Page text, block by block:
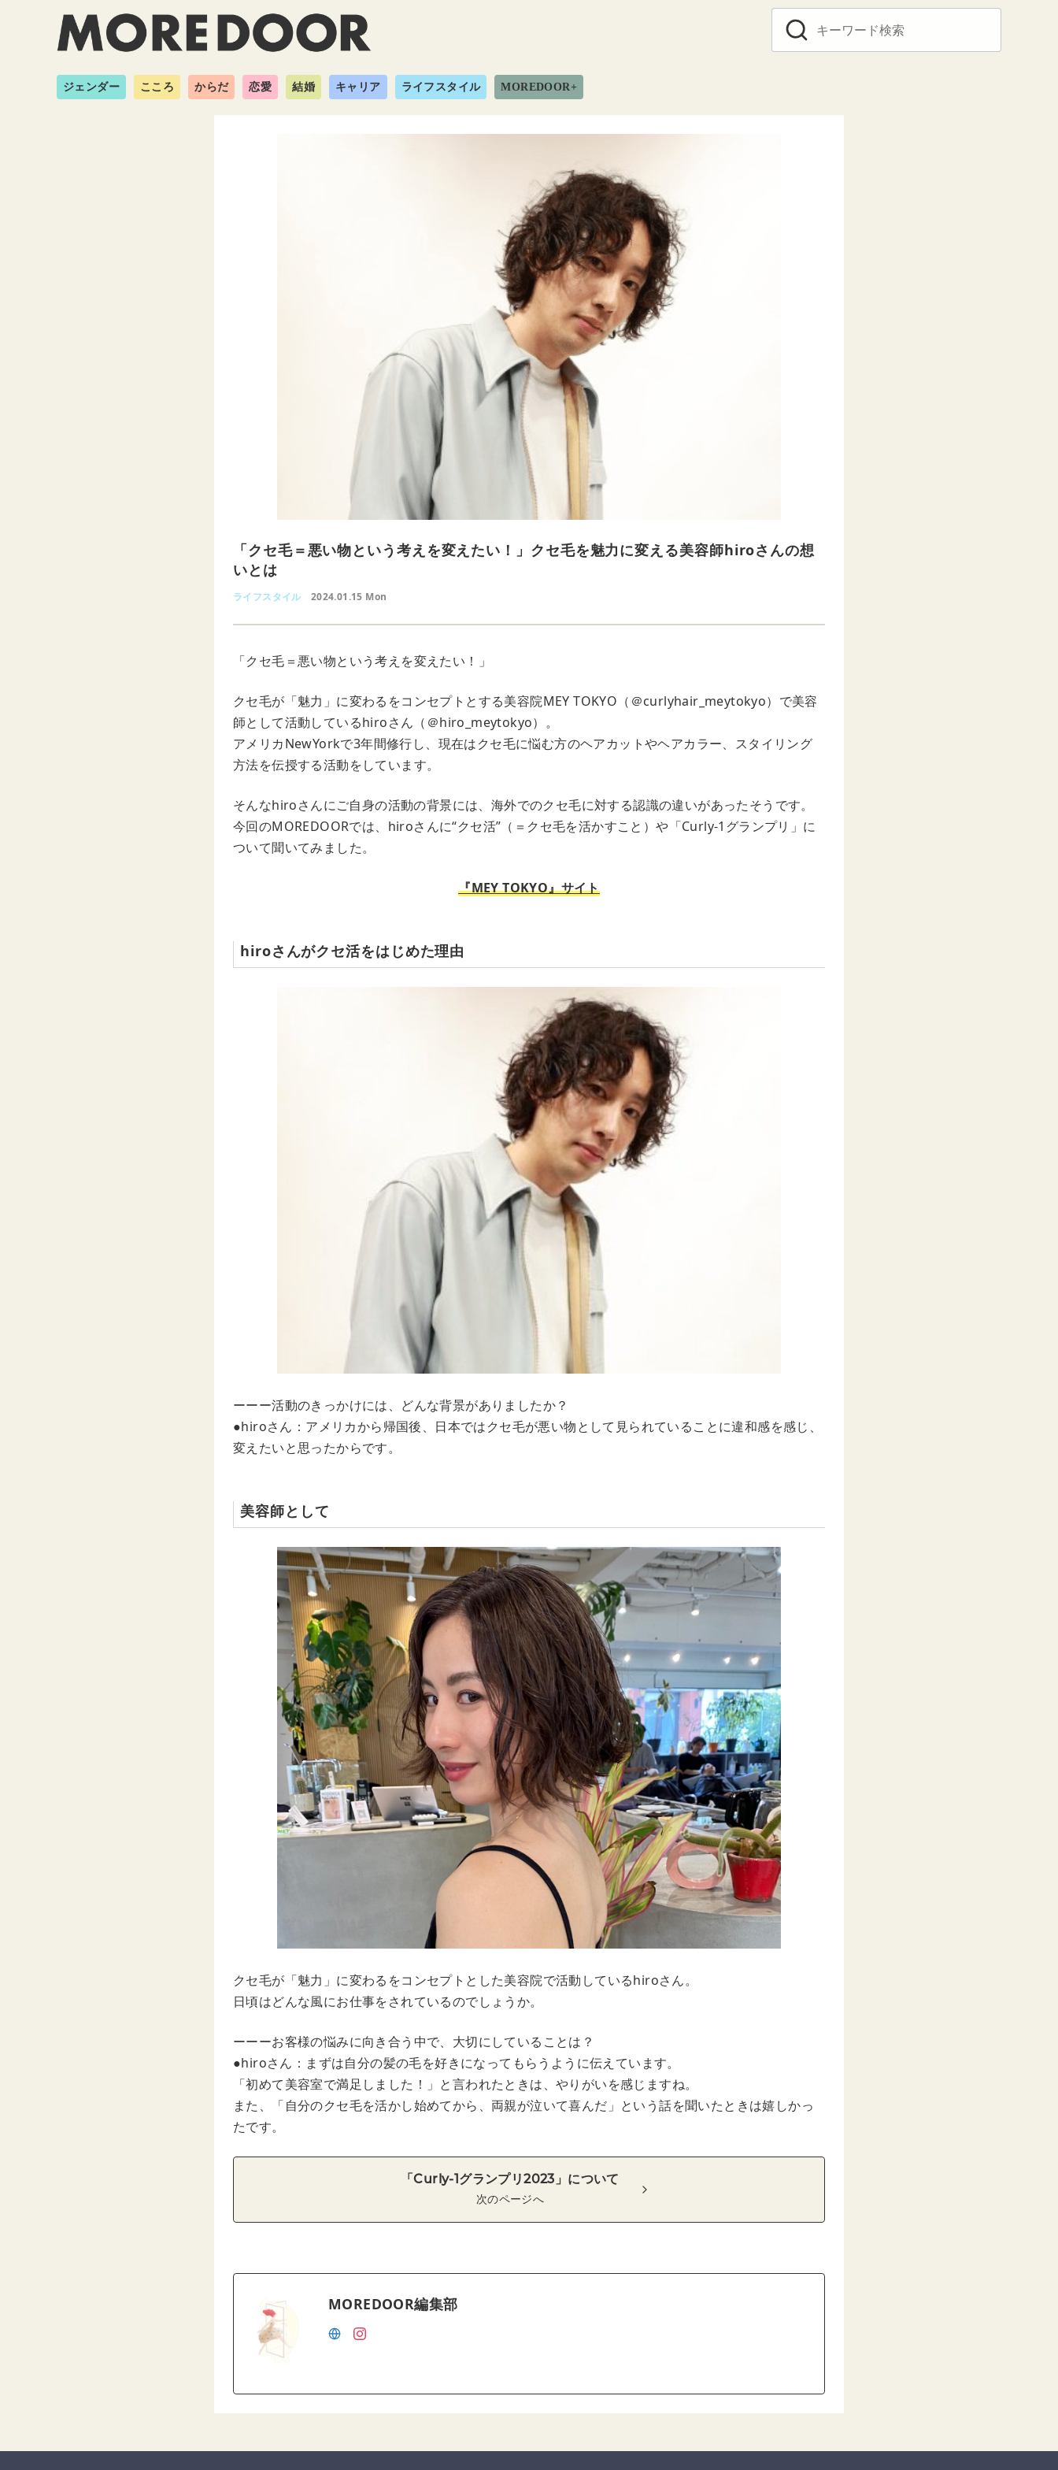
ジェンダー こころ からだ 恋愛 結婚 キャリア ライフスタイル MOREDOOR+
「クセ毛＝悪い物という考えを変えたい！」クセ毛を魅力に変える美容師hiroさんの想
いとは
ライフスタイル 2024.01.15 Mon
「クセ毛＝悪い物という考えを変えたい！」
クセ毛が「魅力」に変わるをコンセプトとする美容院MEY TOKYO（＠curlyhair_meytokyo）で美容
師として活動しているhiroさん（＠hiro_meytokyo）。
アメリカNewYorkで3年間修行し、現在はクセ毛に悩む方のヘアカットやヘアカラー、スタイリング
方法を伝授する活動をしています。
そんなhiroさんにご自身の活動の背景には、海外でのクセ毛に対する認識の違いがあったそうです。
今回のMOREDOORでは、hiroさんに“クセ活”（＝クセ毛を活かすこと）や「Curly-1グランプリ」に
ついて聞いてみました。
『MEY TOKYO』サイト
hiroさんがクセ活をはじめた理由
ーーー活動のきっかけには、どんな背景がありましたか？
●hiroさん：アメリカから帰国後、日本ではクセ毛が悪い物として見られていることに違和感を感じ、
変えたいと思ったからです。
美容師として
クセ毛が「魅力」に変わるをコンセプトとした美容院で活動しているhiroさん。
日頃はどんな風にお仕事をされているのでしょうか。
ーーーお客様の悩みに向き合う中で、大切にしていることは？
●hiroさん：まずは自分の髪の毛を好きになってもらうように伝えています。
「初めて美容室で満足しました！」と言われたときは、やりがいを感じますね。
また、「自分のクセ毛を活かし始めてから、両親が泣いて喜んだ」という話を聞いたときは嬉しかっ
たです。
「Curly-1グランプリ2023」について
次のページへ
MOREDOOR編集部